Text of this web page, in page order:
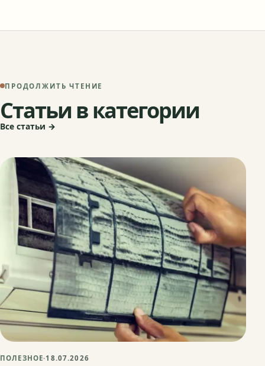
ПРОДОЛЖИТЬ ЧТЕНИЕ
Статьи в категории
Все статьи →
ПОЛЕЗНОЕ·18.07.2026